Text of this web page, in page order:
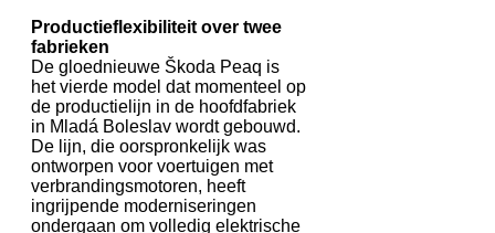
Productieflexibiliteit over twee
fabrieken
De gloednieuwe Škoda Peaq is
het vierde model dat momenteel op
de productielijn in de hoofdfabriek
in Mladá Boleslav wordt gebouwd.
De lijn, die oorspronkelijk was
ontworpen voor voertuigen met
verbrandingsmotoren, heeft
ingrijpende moderniseringen
ondergaan om volledig elektrische